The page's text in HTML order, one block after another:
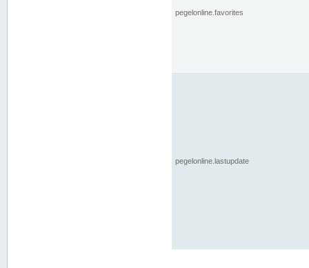
pegelonline.favorites
pegelonline.lastupdate